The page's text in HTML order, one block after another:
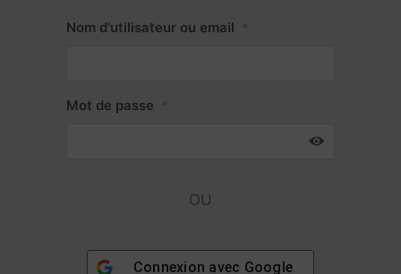
Nom d'utilisateur ou email
Mot de passe
OU
Connexion avec Google